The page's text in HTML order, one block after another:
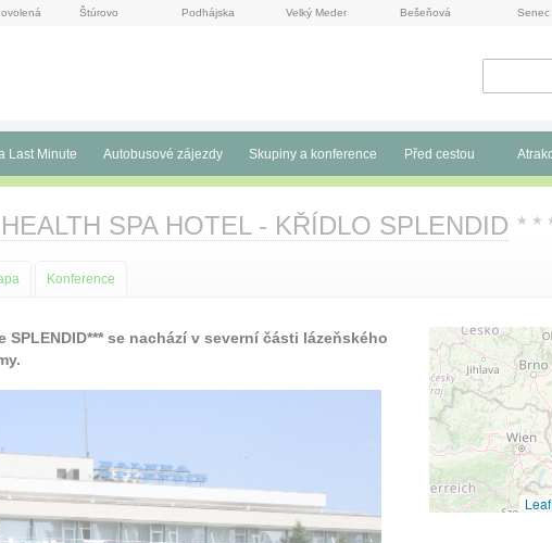
Štúrovo Podhájska Velký Meder Bešeňová Senec
Last Minute Autobusové zájezdy Skupiny a konference Před cestou
SPA HOTEL - KŘÍDLO SPLENDID ★ ★
Konference
se nachází v severní části lázeňského